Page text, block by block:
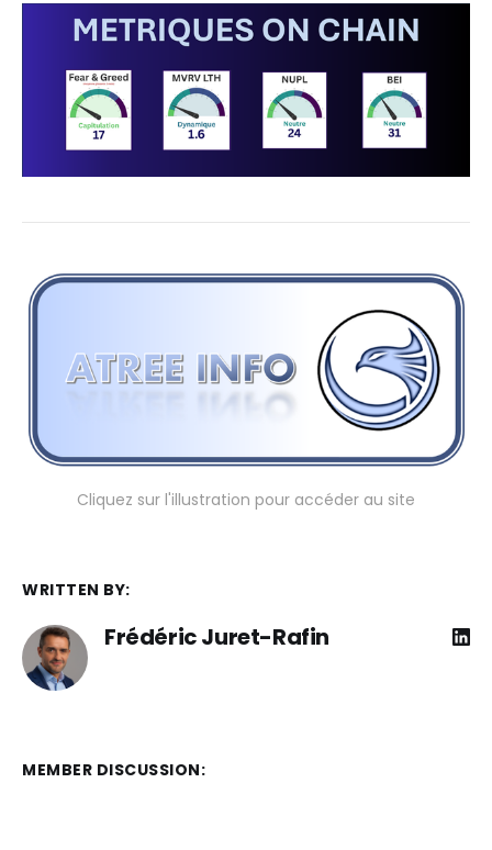
Cliquez sur l'illustration pour accéder au site
WRITTEN BY:
Frédéric Juret-Rafin
MEMBER DISCUSSION: